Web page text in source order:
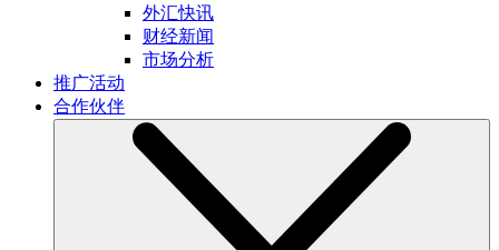
外汇快讯
财经新闻
市场分析
推广活动
合作伙伴